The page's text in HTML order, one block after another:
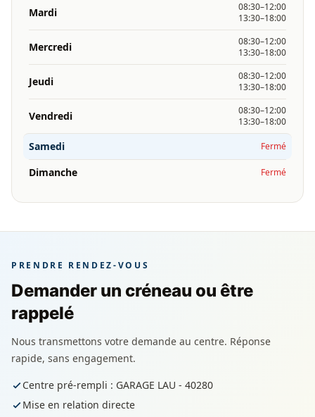
Mardi
08:30–12:00
13:30–18:00
Mercredi
08:30–12:00
13:30–18:00
Jeudi
08:30–12:00
13:30–18:00
Vendredi
08:30–12:00
13:30–18:00
Samedi Fermé
Dimanche Fermé
PRENDRE RENDEZ-VOUS
Demander un créneau ou être
rappelé
Nous transmettons votre demande au centre. Réponse
rapide, sans engagement.
Centre pré-rempli : GARAGE LAU - 40280
Mise en relation directe